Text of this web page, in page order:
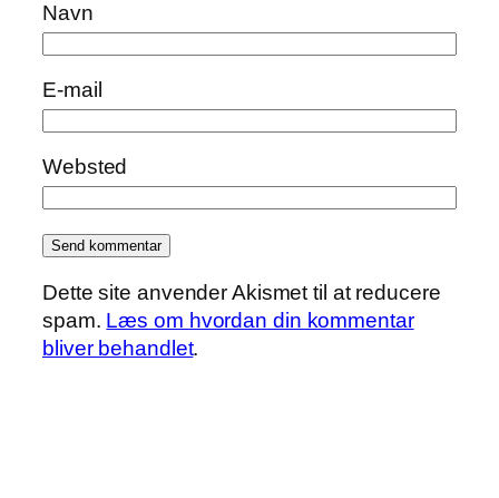
Navn
E-mail
Websted
Dette site anvender Akismet til at reducere
spam. Læs om hvordan din kommentar
bliver behandlet.